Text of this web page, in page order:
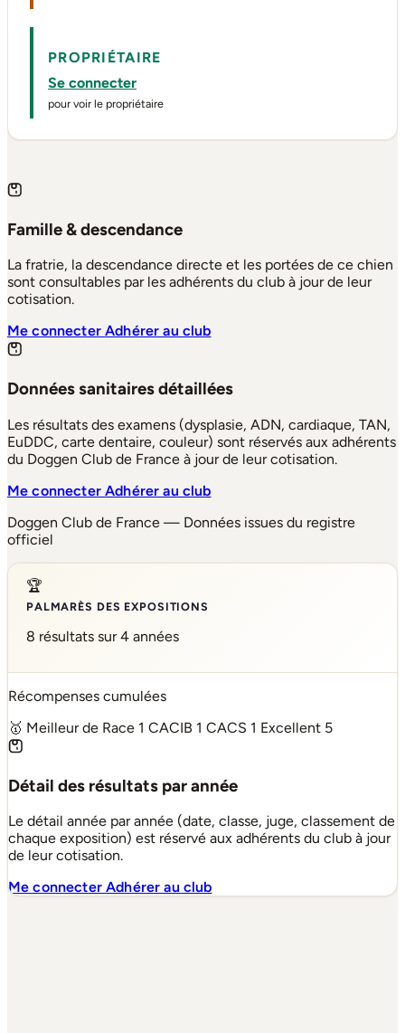
PROPRIÉTAIRE
Se connecter
pour voir le propriétaire
Famille & descendance
La fratrie, la descendance directe et les portées de ce chien
sont consultables par les adhérents du club à jour de leur
cotisation.
Me connecterAdhérer au club
Données sanitaires détaillées
Les résultats des examens (dysplasie, ADN, cardiaque, TAN,
EuDDC, carte dentaire, couleur) sont réservés aux adhérents
du Doggen Club de France à jour de leur cotisation.
Me connecterAdhérer au club
Doggen Club de France — Données issues du registre
officiel
🏆
PALMARÈS DES EXPOSITIONS
8 résultats sur 4 années
Récompenses cumulées
🥇 Meilleur de Race 1 CACIB 1 CACS 1 Excellent 5
Détail des résultats par année
Le détail année par année (date, classe, juge, classement de
chaque exposition) est réservé aux adhérents du club à jour
de leur cotisation.
Me connecterAdhérer au club